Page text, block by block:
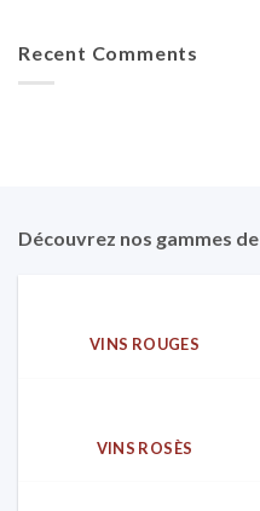
Recent Comments
Découvrez nos gammes
VINS ROUGES
VINS ROSÈS